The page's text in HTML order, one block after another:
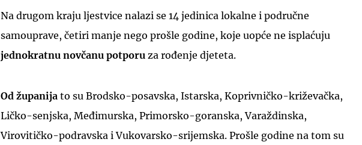
Na drugom kraju ljestvice nalazi se 14 jedinica lokalne i područne
samouprave, četiri manje nego prošle godine, koje uopće ne isplaćuju
jednokratnu novčanu potporu za rođenje djeteta.
Od županija to su Brodsko-posavska, Istarska, Koprivničko-križevačka,
Ličko-senjska, Međimurska, Primorsko-goranska, Varaždinska,
Virovitičko-podravska i Vukovarsko-srijemska. Prošle godine na tom su